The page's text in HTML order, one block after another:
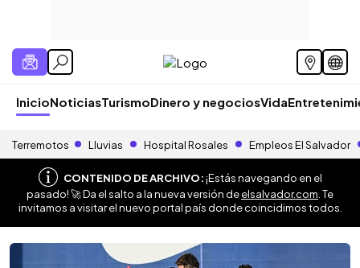
InicioNoticiasTurismoDinero y negociosVida
Terremotos Lluvias Hospital Rosales Empleos El Salvador
CONTENIDO DE ARCHIVO:¡Estás navegando en el
pasado! 🚀 Da el salto a la nueva versión deelsalvador.com . Te
invitamos a visitar el nuevo portal país donde coincidimos todos.